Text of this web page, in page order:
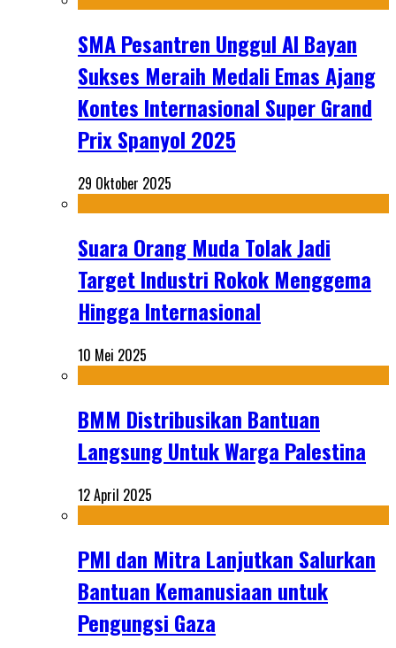
SMA Pesantren Unggul Al Bayan
Sukses Meraih Medali Emas Ajang
Kontes Internasional Super Grand
Prix Spanyol 2025
29 Oktober 2025
Suara Orang Muda Tolak Jadi
Target Industri Rokok Menggema
Hingga Internasional
10 Mei 2025
BMM Distribusikan Bantuan
Langsung Untuk Warga Palestina
12 April 2025
PMI dan Mitra Lanjutkan Salurkan
Bantuan Kemanusiaan untuk
Pengungsi Gaza